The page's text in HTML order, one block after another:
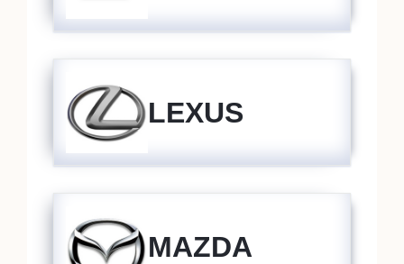
LEXUS
MAZDA